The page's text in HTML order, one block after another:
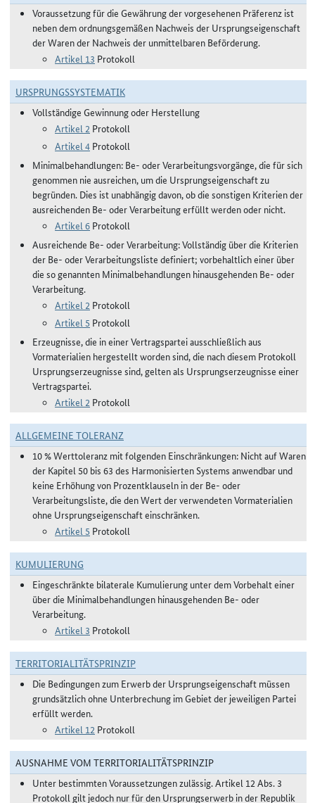
Voraussetzung für die Gewährung der vorgesehenen Präferenz ist
neben dem ordnungsgemäßen Nachweis der Ursprungseigenschaft
der Waren der Nachweis der unmittelbaren Beförderung.
Artikel 13 Protokoll
URSPRUNGSSYSTEMATIK
Vollständige Gewinnung oder Herstellung
Artikel 2 Protokoll
Artikel 4 Protokoll
Minimalbehandlungen: Be- oder Verarbeitungsvorgänge, die für sich
genommen nie ausreichen, um die Ursprungseigenschaft zu
begründen. Dies ist unabhängig davon, ob die sonstigen Kriterien der
ausreichenden Be- oder Verarbeitung erfüllt werden oder nicht.
Artikel 6 Protokoll
Ausreichende Be- oder Verarbeitung: Vollständig über die Kriterien
der Be- oder Verarbeitungsliste definiert; vorbehaltlich einer über
die so genannten Minimalbehandlungen hinausgehenden Be- oder
Verarbeitung.
Artikel 2 Protokoll
Artikel 5 Protokoll
Erzeugnisse, die in einer Vertragspartei ausschließlich aus
Vormaterialien hergestellt worden sind, die nach diesem Protokoll
Ursprungserzeugnisse sind, gelten als Ursprungserzeugnisse einer
Vertragspartei.
Artikel 2 Protokoll
ALLGEMEINE TOLERANZ
10 % Werttoleranz mit folgenden Einschränkungen: Nicht auf Waren
der Kapitel 50 bis 63 des Harmonisierten Systems anwendbar und
keine Erhöhung von Prozentklauseln in der Be- oder
Verarbeitungsliste, die den Wert der verwendeten Vormaterialien
ohne Ursprungseigenschaft einschränken.
Artikel 5 Protokoll
KUMULIERUNG
Eingeschränkte bilaterale Kumulierung unter dem Vorbehalt einer
über die Minimalbehandlungen hinausgehenden Be- oder
Verarbeitung.
Artikel 3 Protokoll
TERRITORIALITÄTSPRINZIP
Die Bedingungen zum Erwerb der Ursprungseigenschaft müssen
grundsätzlich ohne Unterbrechung im Gebiet der jeweiligen Partei
erfüllt werden.
Artikel 12 Protokoll
AUSNAHME VOM TERRITORIALITÄTSPRINZIP
Unter bestimmten Voraussetzungen zulässig. Artikel 12 Abs. 3
Protokoll gilt jedoch nur für den Ursprungserwerb in der Republik